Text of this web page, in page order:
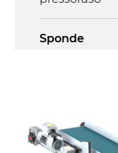
Sponde
cannocchiali
pressofuso,